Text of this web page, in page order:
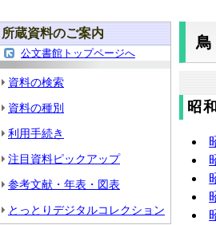
所蔵資料のご案内
公文書館トップページへ
資料の検索
資料の種別
利用手続き
注目資料ピックアップ
参考文献・年表・図表
とっとりデジタルコレクション
昭